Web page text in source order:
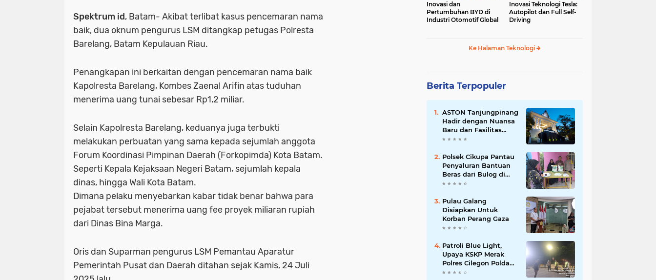
Spektrum id, Batam- Akibat terlibat kasus pencemaran nama
baik, dua oknum pengurus LSM ditangkap petugas Polresta
Barelang, Batam Kepulauan Riau.
Penangkapan ini berkaitan dengan pencemaran nama baik
Kapolresta Barelang, Kombes Zaenal Arifin atas tuduhan
menerima uang tunai sebesar Rp1,2 miliar.
Selain Kapolresta Barelang, keduanya juga terbukti
melakukan perbuatan yang sama kepada sejumlah anggota
Forum Koordinasi Pimpinan Daerah (Forkopimda) Kota Batam.
Seperti Kepala Kejaksaan Negeri Batam, sejumlah kepala
dinas, hingga Wali Kota Batam.
Dimana pelaku menyebarkan kabar tidak benar bahwa para
pejabat tersebut menerima uang fee proyek miliaran rupiah
dari Dinas Bina Marga.
Oris dan Suparman pengurus LSM Pemantau Aparatur
Pemerintah Pusat dan Daerah ditahan sejak Kamis, 24 Juli
Inovasi dan
Pertumbuhan BYD di
Industri Otomotif Global
Inovasi Teknologi Tesla:
Autopilot dan Full Self-
Driving
Ke Halaman Teknologi
Berita Terpopuler
ASTON Tanjungpinang
Hadir dengan Nuansa
Baru dan Fasilitas
Lengkap untuk
Polsek Cikupa Pantau
Penyaluran Bantuan
Beras dari Bulog di
Desa Pasir Gadung
Pulau Galang
Disiapkan Untuk
Korban Perang Gaza
Patroli Blue Light,
Upaya KSKP Merak
Polres Cilegon Polda
Banten Tekan Aksi